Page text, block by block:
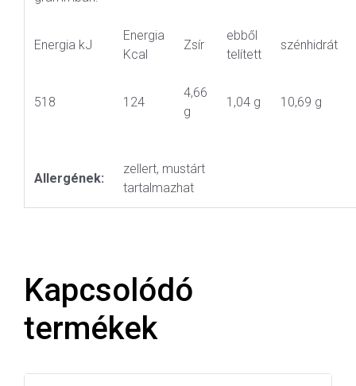
Energia kJ
Energia
Kcal
Zsír
ebből
telített
szénhidrát
518 124
4,66
g
1,04 g 10,69 g
Allergének:
zellert, mustárt
tartalmazhat
Kapcsolódó
termékek